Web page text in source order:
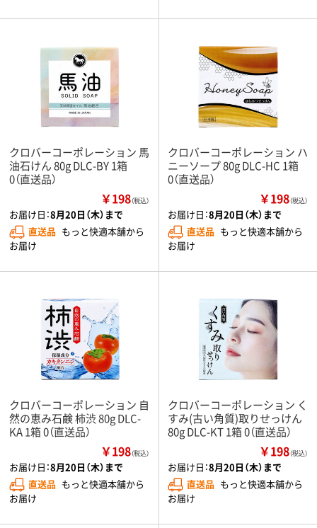
クロバーコーポレーション 馬
油石けん 80g DLC-BY 1箱
0（直送品）
￥198（税込）
お届け日：8月20日（木）まで
直送品 もっと快適本舗から
お届け
クロバーコーポレーション ハ
ニーソープ 80g DLC-HC 1箱
0（直送品）
￥198（税込）
お届け日：8月20日（木）まで
直送品 もっと快適本舗から
お届け
クロバーコーポレーション 自
然の恵み石鹸 柿渋 80g DLC-
KA 1箱 0（直送品）
￥198（税込）
お届け日：8月20日（木）まで
直送品 もっと快適本舗から
お届け
クロバーコーポレーション く
すみ(古い角質)取りせっけん
80g DLC-KT 1箱 0（直送品）
￥198（税込）
お届け日：8月20日（木）まで
直送品 もっと快適本舗から
お届け